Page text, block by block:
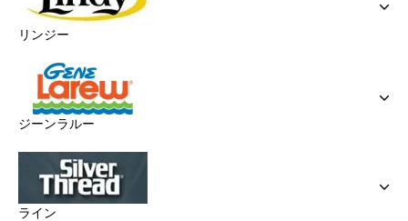
リンジー
ジーンラルー
ライン